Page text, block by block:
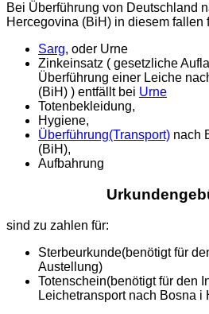
Bei Überführung von Deutschland
Hercegovina (BiH) in diesem fallen
Sarg, oder Urne
Zinkeinsatz ( gesetzliche
Überführung einer Leiche
(BiH) ) entfällt bei Urne
Totenbekleidung,
Hygiene,
Überführung(Transport) nach
(BiH),
Aufbahrung
sind zu zahlen für:
Sterbeurkunde(benötigt für
Austellung)
Totenschein(benötigt für den
Leichetransport nach Bosna i